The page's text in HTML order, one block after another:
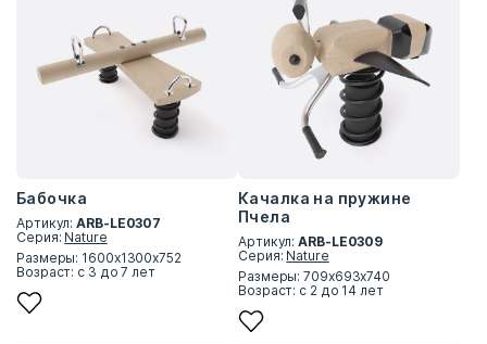
Бабочка
Артикул:ARB-LE0307
Серия: Nature
Размеры: 1600x1300x752
Возраст: с 3 до 7 лет
Качалка на пружине
Пчела
Артикул:ARB-LE0309
Серия: Nature
Размеры: 709x693x740
Возраст: с 2 до 14 лет